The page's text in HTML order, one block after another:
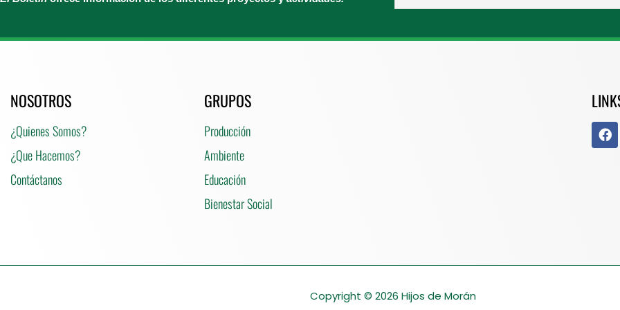
NOSOTROS
¿Quienes Somos?
¿Que Hacemos?
Contáctanos
GRUPOS
Producción
Ambiente
Educación
Bienestar Social
Copyright © 2026 Hijos de Morán